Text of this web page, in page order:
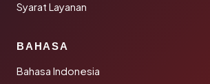
Syarat Layanan
BAHASA
Bahasa Indonesia